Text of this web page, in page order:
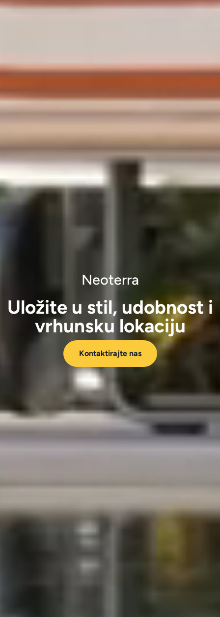
Neoterra
Uložite u stil, udobnost i
vrhunsku lokaciju
Kontaktirajte nas